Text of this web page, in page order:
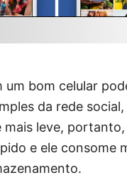
um bom celular
da rede social,
mais leve, portanto,
e ele consome